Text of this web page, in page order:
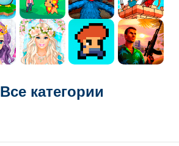
Все категории